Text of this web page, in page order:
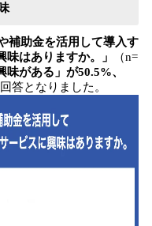
補助金を活用して導入す
はありますか。」
（n=
味がある」が50.5%、
答となりました。